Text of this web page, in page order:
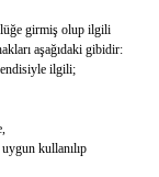
girmiş olup ilgili
aşağıdaki gibidir:
ilgili;
kullanılıp